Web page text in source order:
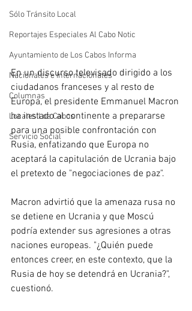
Sólo Tránsito Local
Reportajes Especiales Al Cabo Notic
Ayuntamiento de Los Cabos Informa
Nacionales e Internacionales
Columnas
Locales Los Cabos
Servicio Social
En un discurso televisado dirigido a los
ciudadanos franceses y al resto de
Europa, el presidente Emmanuel Macron
ha instado al continente a prepararse
para una posible confrontación con
Rusia, enfatizando que Europa no
aceptará la capitulación de Ucrania bajo
el pretexto de "negociaciones de paz".
Macron advirtió que la amenaza rusa no
se detiene en Ucrania y que Moscú
podría extender sus agresiones a otras
naciones europeas. "¿Quién puede
entonces creer, en este contexto, que la
Rusia de hoy se detendrá en Ucrania?",
cuestionó.